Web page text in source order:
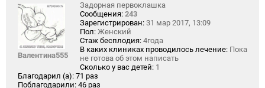
Валентина555
Задорная первоклашка
Сообщения: 243
Зарегистрирован: 31 мар 2017, 13:09
Пол: Женский
Стаж бесплодия: 4года
В каких клиниках проводилось лечение: Пока
не готова об этом написать
Сколько у вас детей: 1
Благодарил (а): 71 раз
Поблагодарили: 46 раз